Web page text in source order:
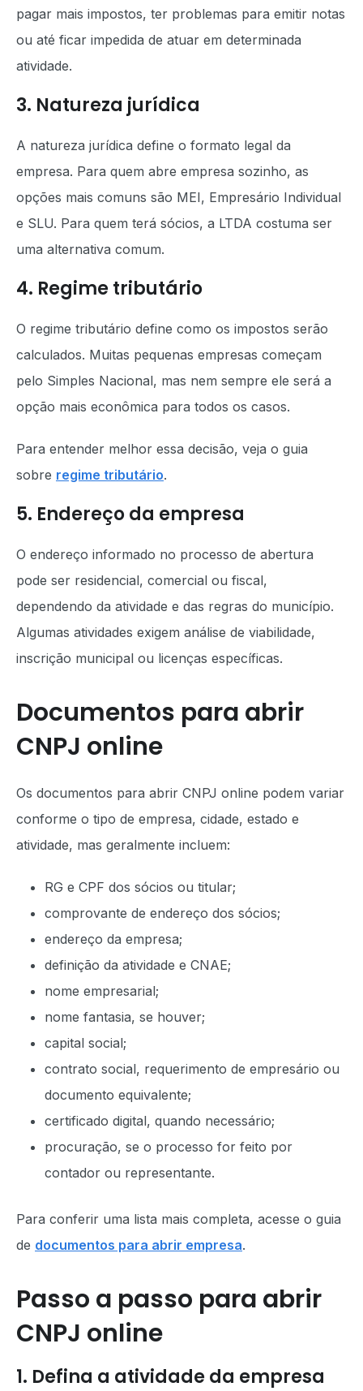
pagar mais impostos, ter problemas para emitir notas
ou até ficar impedida de atuar em determinada
atividade.
3. Natureza jurídica
A natureza jurídica define o formato legal da
empresa. Para quem abre empresa sozinho, as
opções mais comuns são MEI, Empresário Individual
e SLU. Para quem terá sócios, a LTDA costuma ser
uma alternativa comum.
4. Regime tributário
O regime tributário define como os impostos serão
calculados. Muitas pequenas empresas começam
pelo Simples Nacional, mas nem sempre ele será a
opção mais econômica para todos os casos.
Para entender melhor essa decisão, veja o guia
sobre regime tributário.
5. Endereço da empresa
O endereço informado no processo de abertura
pode ser residencial, comercial ou fiscal,
dependendo da atividade e das regras do município.
Algumas atividades exigem análise de viabilidade,
inscrição municipal ou licenças específicas.
Documentos para abrir
CNPJ online
Os documentos para abrir CNPJ online podem variar
conforme o tipo de empresa, cidade, estado e
atividade, mas geralmente incluem:
RG e CPF dos sócios ou titular;
comprovante de endereço dos sócios;
endereço da empresa;
definição da atividade e CNAE;
nome empresarial;
nome fantasia, se houver;
capital social;
contrato social, requerimento de empresário ou
documento equivalente;
certificado digital, quando necessário;
procuração, se o processo for feito por
contador ou representante.
Para conferir uma lista mais completa, acesse o guia
de documentos para abrir empresa.
Passo a passo para abrir
CNPJ online
1. Defina a atividade da empresa